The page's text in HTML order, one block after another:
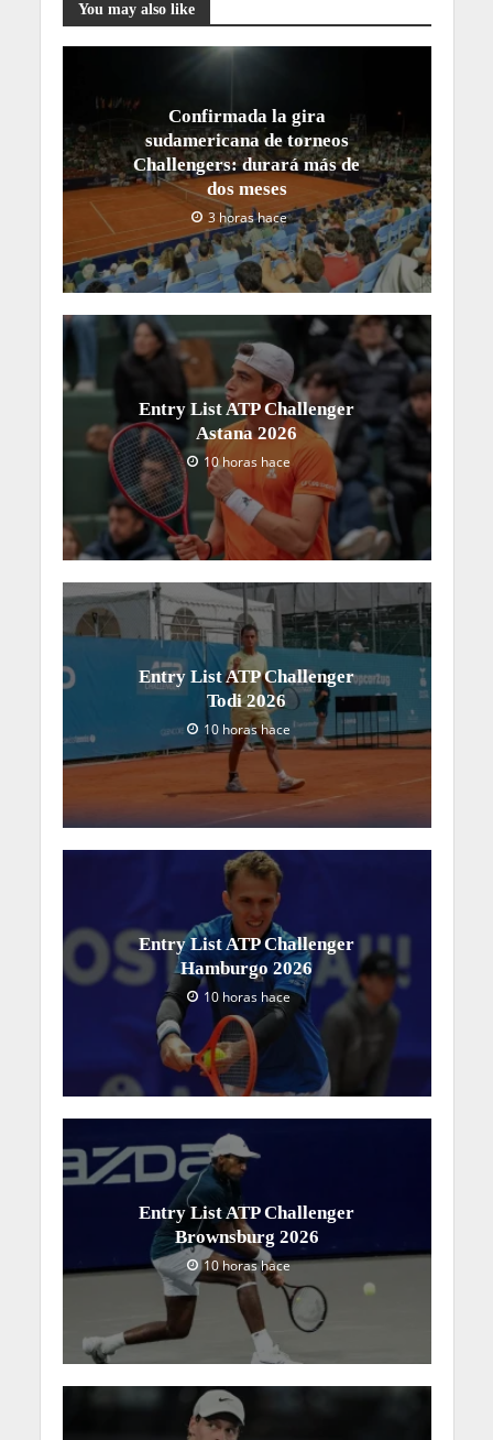
You may also like
Confirmada la gira
sudamericana de torneos
Challengers: durará más de
dos meses
3 horas hace
Entry List ATP Challenger
Astana 2026
10 horas hace
Entry List ATP Challenger
Todi 2026
10 horas hace
Entry List ATP Challenger
Hamburgo 2026
10 horas hace
Entry List ATP Challenger
Brownsburg 2026
10 horas hace